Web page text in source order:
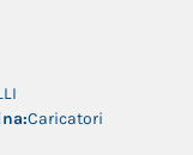
Ideale per settori
rifiuti […]
Caricatori